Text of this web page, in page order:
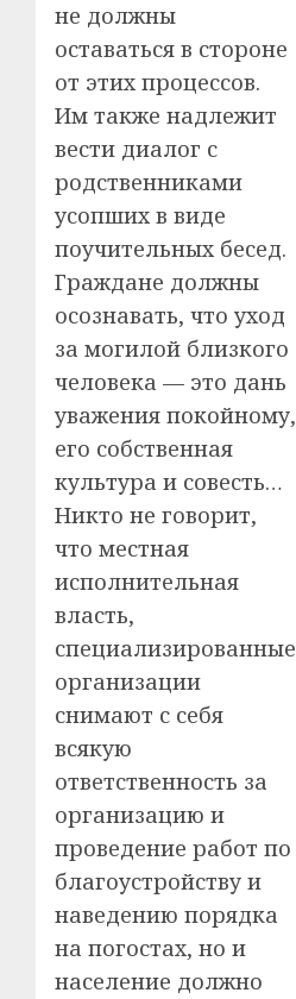
не должны
оставаться в стороне
от этих процессов.
Им также надлежит
вести диалог с
родственниками
усопших в виде
поучительных бесед.
Граждане должны
осознавать, что уход
за могилой близкого
человека — это дань
уважения покойному,
его собственная
культура и совесть…
Никто не говорит,
что местная
исполнительная
власть,
специализированные
организации
снимают с себя
всякую
ответственность за
организацию и
проведение работ по
благоустройству и
наведению порядка
на погостах, но и
население должно